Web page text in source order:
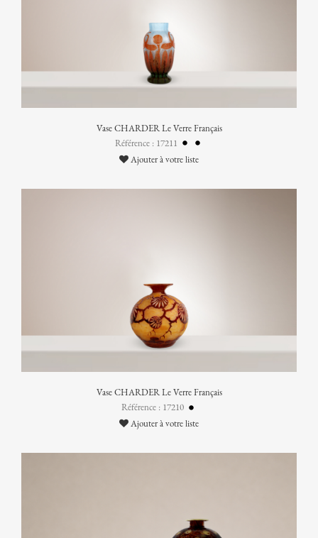
Vase CHARDER Le Verre Français
Référence : 17211
Ajouter à votre liste
Vase CHARDER Le Verre Français
Référence : 17210
Ajouter à votre liste